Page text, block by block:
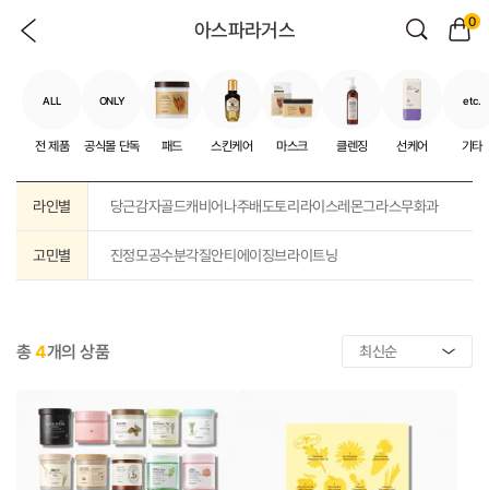
아스파라거스 0
ALL
전 제품
ONLY
공식몰 단독 패드 스킨케어 마스크 클렌징 선케어
etc.
기타
라인별 당근감자골드캐비어나주배도토리 라이스레몬그라스무화과
고민별 진정모공수분각질안티에이징브라이트닝
총4개의 상품